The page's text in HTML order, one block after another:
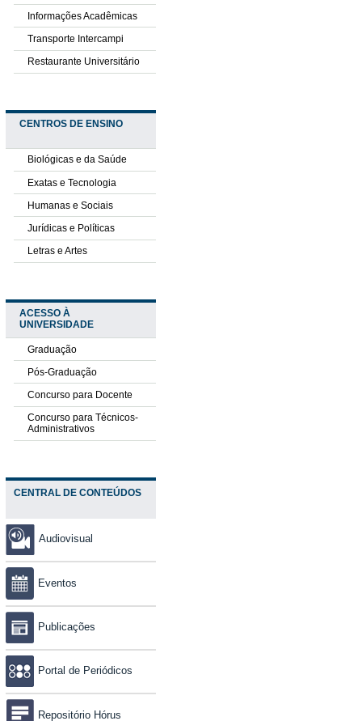
Informações Acadêmicas
Transporte Intercampi
Restaurante Universitário
CENTROS DE ENSINO
Biológicas e da Saúde
Exatas e Tecnologia
Humanas e Sociais
Jurídicas e Políticas
Letras e Artes
ACESSO À
UNIVERSIDADE
Graduação
Pós-Graduação
Concurso para Docente
Concurso para Técnicos-
Administrativos
CENTRAL DE CONTEÚDOS
Audiovisual
Eventos
Publicações
Portal de Periódicos
Repositório Hórus